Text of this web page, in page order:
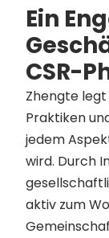
Ein
CSR-
Zhengte
Praktiken
jedem
wird. Durch
aktiv zum